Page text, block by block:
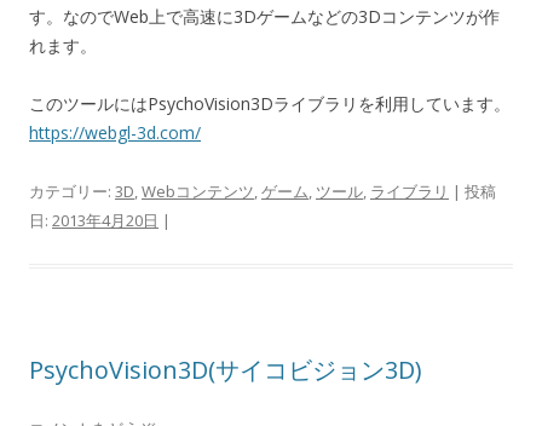
す。なのでWeb上で高速に3Dゲームなどの3Dコンテンツが作
れます。
このツールにはPsychoVision3Dライブラリを利用しています。
https://webgl-3d.com/
カテゴリー: 3D,Webコンテンツ,ゲーム, ツール, ライブラリ | 投稿
日: 2013年4月20日 |
PsychoVision3D(サイコビジョン3D)